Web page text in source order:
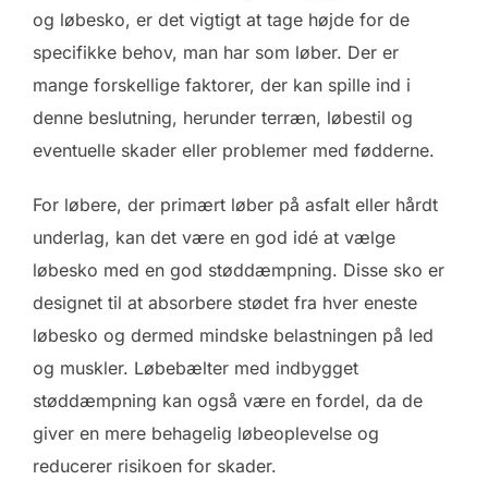
og løbesko, er det vigtigt at tage højde for de
specifikke behov, man har som løber. Der er
mange forskellige faktorer, der kan spille ind i
denne beslutning, herunder terræn, løbestil og
eventuelle skader eller problemer med fødderne.
For løbere, der primært løber på asfalt eller hårdt
underlag, kan det være en god idé at vælge
løbesko med en god støddæmpning. Disse sko er
designet til at absorbere stødet fra hver eneste
løbesko og dermed mindske belastningen på led
og muskler. Løbebælter med indbygget
støddæmpning kan også være en fordel, da de
giver en mere behagelig løbeoplevelse og
reducerer risikoen for skader.